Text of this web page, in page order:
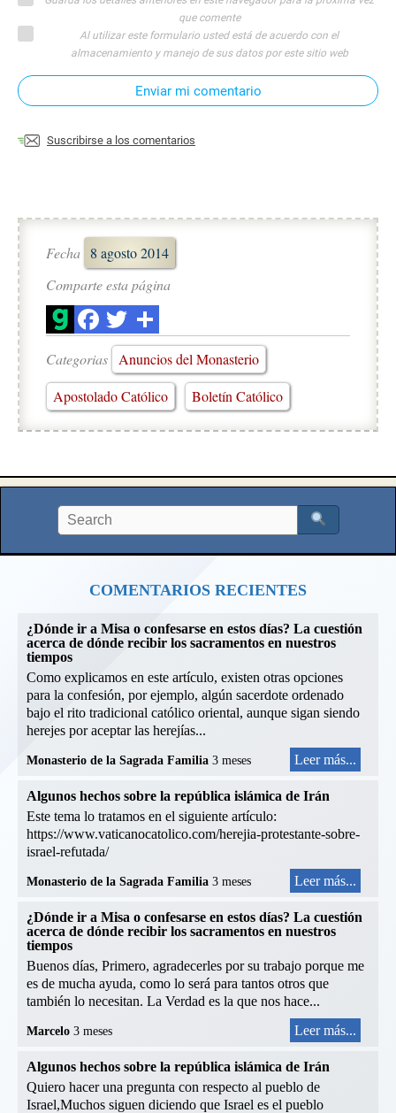
que comente
Al utilizar este formulario usted está de acuerdo con el
almacenamiento y manejo de sus datos por este sitio web
Enviar mi comentario
Suscribirse a los comentarios
Fecha 8 agosto 2014
Comparte esta página
Categorias
Anuncios del Monasterio
Apostolado Católico
Boletín Católico
COMENTARIOS RECIENTES
¿Dónde ir a Misa o confesarse en estos días? La cuestión
acerca de dónde recibir los sacramentos en nuestros
tiempos
Como explicamos en este artículo, existen otras opciones
para la confesión, por ejemplo, algún sacerdote ordenado
bajo el rito tradicional católico oriental, aunque sigan siendo
herejes por aceptar las herejías...
Monasterio de la Sagrada Familia 3 meses Leer más...
Algunos hechos sobre la república islámica de Irán
Este tema lo tratamos en el siguiente artículo:
https://www.vaticanocatolico.com/herejia-protestante-sobre-
israel-refutada/
Monasterio de la Sagrada Familia 3 meses Leer más...
¿Dónde ir a Misa o confesarse en estos días? La cuestión
acerca de dónde recibir los sacramentos en nuestros
tiempos
Buenos días, Primero, agradecerles por su trabajo porque me
es de mucha ayuda, como lo será para tantos otros que
también lo necesitan. La Verdad es la que nos hace...
Marcelo 3 meses Leer más...
Algunos hechos sobre la república islámica de Irán
Quiero hacer una pregunta con respecto al pueblo de
Israel,Muchos siguen diciendo que Israel es el pueblo